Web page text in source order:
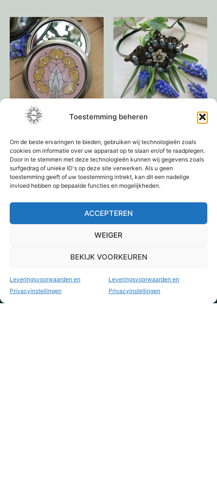
Toestemming beheren
Om de beste ervaringen te bieden, gebruiken wij technologieën zoals
cookies om informatie over uw apparaat op te slaan en/of te raadplegen.
Door in te stemmen met deze technologieën kunnen wij gegevens zoals
surfgedrag of unieke ID's op deze site verwerken. Als u geen
toestemming geeft of uw toestemming intrekt, kan dit een nadelige
invloed hebben op bepaalde functies en mogelijkheden.
ACCEPTEREN
WEIGER
BEKIJK VOORKEUREN
Leveringsvoorwaarden en
Privacyinstellingen
Leveringsvoorwaarden en
Privacyinstellingen
€ 9,95
Toevoegen aan
winkelwagen
29,95
Toevoegen aan
winkelwagen
← 1 2 3 4 →